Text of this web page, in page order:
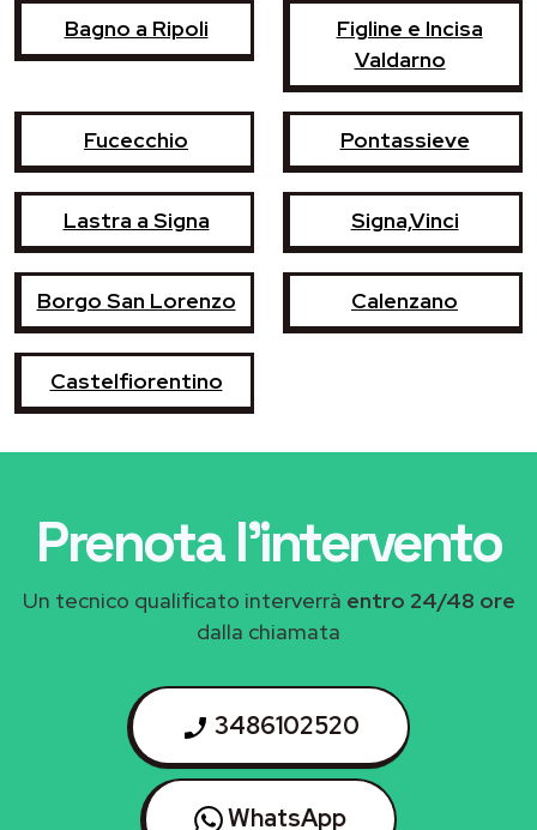
Bagno a Ripoli
Figline e Incisa
Valdarno
Fucecchio Pontassieve
Lastra a Signa Signa,Vinci
Borgo San Lorenzo Calenzano
Castelfiorentino
Prenota l'intervento
Un tecnico qualificato interverrà entro 24/48 ore
dalla chiamata
3486102520
WhatsApp